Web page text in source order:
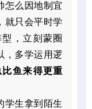
怎么因地制宜
就只会平时学
，立刻蒙圈
，多学运用逻
比鱼来得更重
学生拿到陌生